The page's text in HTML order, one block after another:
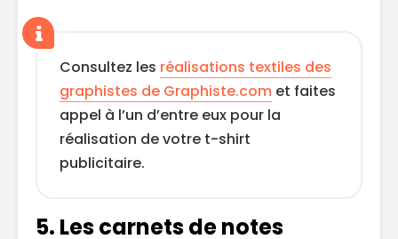
Consultez les réalisations textiles des
graphistes de Graphiste.com et faites
appel à l’un d’entre eux pour la
réalisation de votre t-shirt
publicitaire.
5. Les carnets de notes